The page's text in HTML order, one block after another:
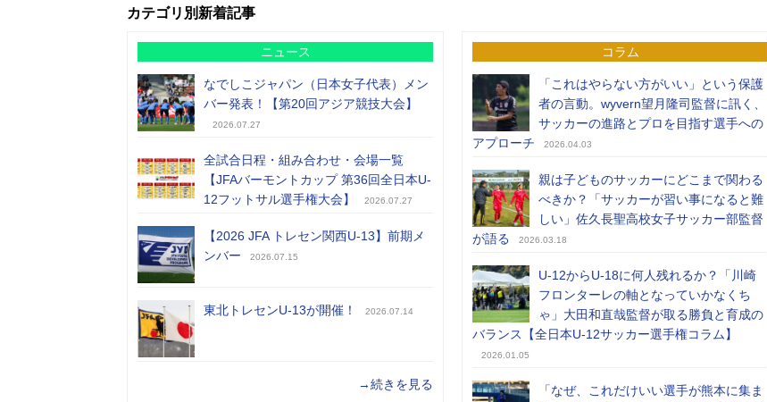
カテゴリ別新着記事
ニュース
なでしこジャパン（日本女子代表）メン
バー発表！【第20回アジア競技大会】
2026.07.27
全試合日程・組み合わせ・会場一覧
【JFAバーモントカップ 第36回全日本U-
12フットサル選手権大会】
2026.07.27
【2026 JFA トレセン関西U-13】前期メ
ンバー
2026.07.15
東北トレセンU-13が開催！ 2026.07.14
→続きを見る
コラム
「これはやらない方がいい」という保護
者の言動。wyvern望月隆司監督に訊く、
サッカーの進路とプロを目指す選手への
アプローチ
2026.04.03
親は子どものサッカーにどこまで関わる
べきか？「サッカーが習い事になると難
しい」佐久長聖高校女子サッカー部監督
が語る
2026.03.18
U-12からU-18に何人残れるか？「川崎
フロンターレの軸となっていかなくち
ゃ」大田和直哉監督が取る勝負と育成の
バランス【全日本U-12サッカー選手権コラム】
2026.01.05
「なぜ、これだけいい選手が熊本に集ま